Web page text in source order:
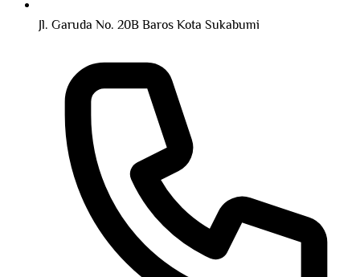
Jl. Garuda No. 20B Baros Kota Sukabumi